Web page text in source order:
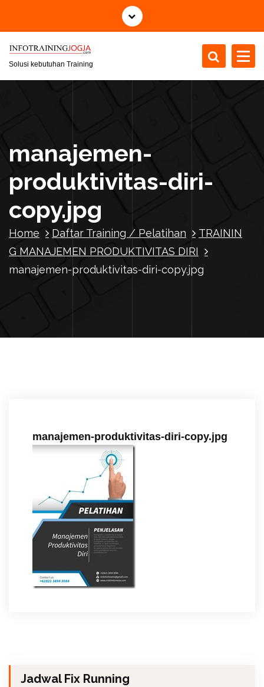
i
Solusi kebutuhan Training
manajemen-
produktivitas-diri-
copy.jpg
Home Daftar Training / Pelatihan
TRAININ
G MANAJEMEN PRODUKTIVITAS DIRI
manajemen-produktivitas-diri-copy.jpg
manajemen-produktivitas-diri-copy.jpg
Jadwal Fix Running